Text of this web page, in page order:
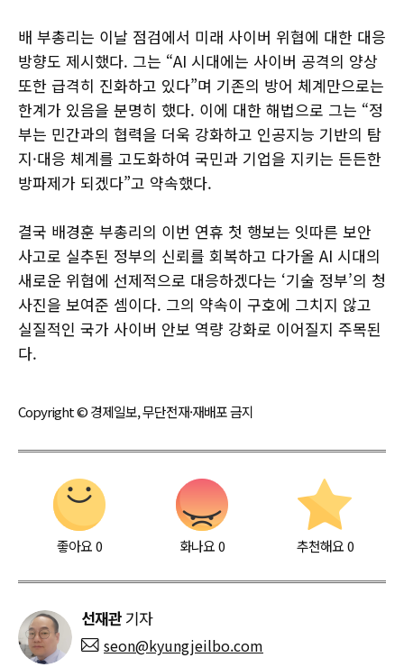
배 부총리는 이날 점검에서 미래 사이버 위협에 대한 대응
방향도 제시했다. 그는 “AI 시대에는 사이버 공격의 양상
또한 급격히 진화하고 있다”며 기존의 방어 체계만으로는
한계가 있음을 분명히 했다. 이에 대한 해법으로 그는 “정
부는 민간과의 협력을 더욱 강화하고 인공지능 기반의 탐
지·대응 체계를 고도화하여 국민과 기업을 지키는 든든한
방파제가 되겠다”고 약속했다.
결국 배경훈 부총리의 이번 연휴 첫 행보는 잇따른 보안
사고로 실추된 정부의 신뢰를 회복하고 다가올 AI 시대의
새로운 위협에 선제적으로 대응하겠다는 ‘기술 정부’의 청
사진을 보여준 셈이다. 그의 약속이 구호에 그치지 않고
실질적인 국가 사이버 안보 역량 강화로 이어질지 주목된
다.
Copyright © 경제일보, 무단전재·재배포 금지
좋아요0 화나요0 추천해요 0
선재관 기자
seon@kyungjeilbo.com